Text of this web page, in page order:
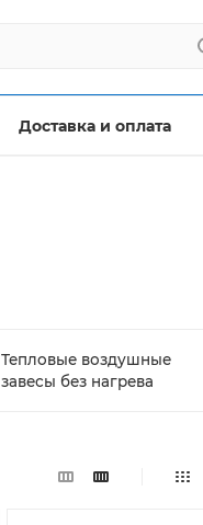
Доставка и оплата
Тепловые воздушные
завесы без нагрева